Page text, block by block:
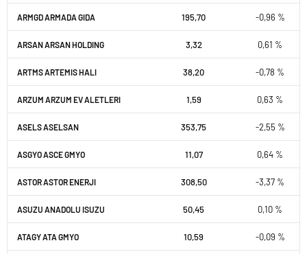
ARMGD ARMADA GIDA 195,70 -0,96 %
ARSAN ARSAN HOLDING 3,32 0,61 %
ARTMS ARTEMIS HALI 38,20 -0,78 %
ARZUM ARZUM EV ALETLERI 1,59 0,63 %
ASELS ASELSAN 353,75 -2,55 %
ASGYO ASCE GMYO 11,07 0,64 %
ASTOR ASTOR ENERJI 308,50 -3,37 %
ASUZU ANADOLU ISUZU 50,45 0,10 %
ATAGY ATA GMYO 10,59 -0,09 %